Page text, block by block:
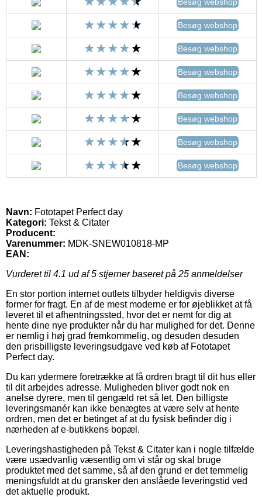
Besøg webshop
Besøg webshop
Besøg webshop
Besøg webshop
Besøg webshop
Besøg webshop
Besøg webshop
Navn: Fototapet Perfect day
Kategori: Tekst & Citater
Producent:
Varenummer: MDK-SNEW010818-MP
EAN:
Vurderet til 4.1 ud af 5 stjerner baseret på 25 anmeldelser
En stor portion internet outlets tilbyder heldigvis diverse
former for fragt. En af de mest moderne er for øjeblikket at få
leveret til et afhentningssted, hvor det er nemt for dig at
hente dine nye produkter når du har mulighed for det. Denne
er nemlig i høj grad fremkommelig, og desuden desuden
den prisbilligste leveringsudgave ved køb af Fototapet
Perfect day.
Du kan ydermere foretrække at få ordren bragt til dit hus eller
til dit arbejdes adresse. Muligheden bliver godt nok en
anelse dyrere, men til gengæld ret så let. Den billigste
leveringsmanér kan ikke benægtes at være selv at hente
ordren, men det er betinget af at du fysisk befinder dig i
nærheden af e-butikkens bopæl.
Leveringshastigheden på Tekst & Citater kan i nogle tilfælde
være usædvanlig væsentlig om vi står og skal bruge
produktet med det samme, så af den grund er det temmelig
meningsfuldt at du gransker den anslåede leveringstid ved
det aktuelle produkt.